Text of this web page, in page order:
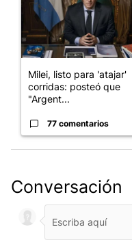
Milei, listo para 'atajar'
corridas: posteó que
"Argent...
77 comentarios
Conversación